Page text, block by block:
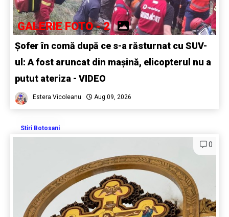
GALERIE FOTO - 2
Șofer în comă după ce s-a răsturnat cu SUV-
ul: A fost aruncat din mașină, elicopterul nu a
putut ateriza - VIDEO
Estera Vicoleanu Aug 09, 2026
Stiri Botosani
0